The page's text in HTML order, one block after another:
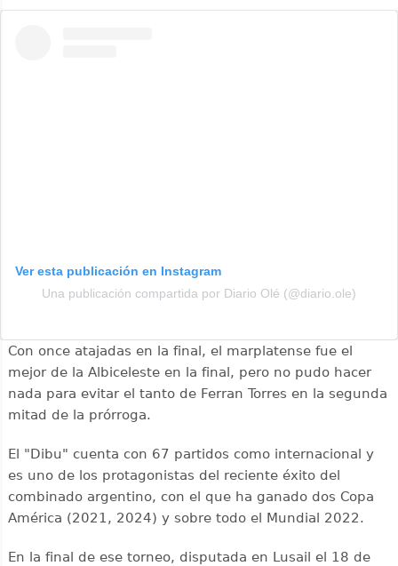
Ver esta publicación en Instagram
Una publicación compartida por Diario Olé (@diario.ole)
Con once atajadas en la final, el marplatense fue el
mejor de la Albiceleste en la final, pero no pudo hacer
nada para evitar el tanto de Ferran Torres en la segunda
mitad de la prórroga.
El "Dibu" cuenta con 67 partidos como internacional y
es uno de los protagonistas del reciente éxito del
combinado argentino, con el que ha ganado dos Copa
América (2021, 2024) y sobre todo el Mundial 2022.
En la final de ese torneo, disputada en Lusail el 18 de